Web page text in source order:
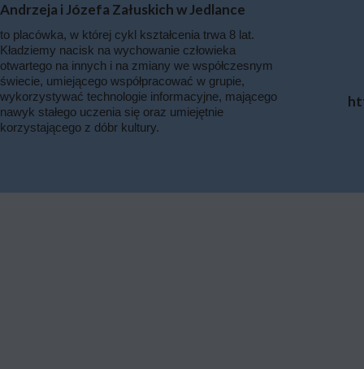
to placówka, w której cykl kształcenia trwa 8 lat.
Kładziemy nacisk na wychowanie człowieka
otwartego na innych i na zmiany we współczesnym
świecie, umiejącego współpracować w grupie,
wykorzystywać technologie informacyjne, mającego
nawyk stałego uczenia się oraz umiejętnie
korzystającego z dóbr kultury.
Andrzeja i Józefa Załuskich w Jedlance